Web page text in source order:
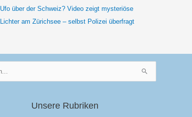
Ufo über der Schweiz? Video zeigt mysteriöse
Lichter am Zürichsee – selbst Polizei überfragt
Unsere Rubriken